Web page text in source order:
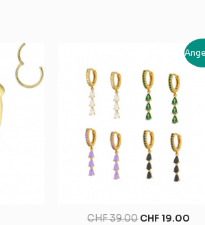
CHF39.00
war:
CHF 39.00
CHF 19.00
ist: